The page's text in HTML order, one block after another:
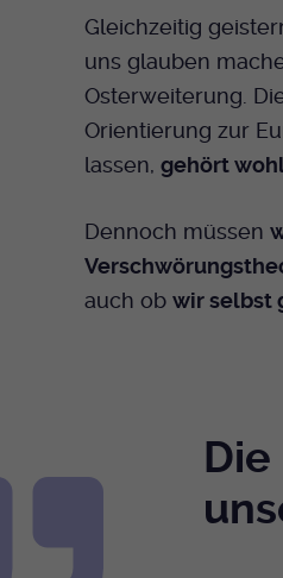
Gleichzeitig
uns glauben
Osterweiterung.
Orientierung zur
lassen, gehört
Dennoch müssen
auch ob wir selbst